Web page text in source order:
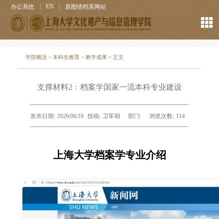
办公系统 EN 原图情档系网站
学院概况 >本科生教育 >教学成果 > 正文
支撑材料2：档案学国家一流本科专业建设
发布日期: 2026/06/18 投稿: 卫军朝 部门: 浏览次数: 114
上海大学档案学专业介绍